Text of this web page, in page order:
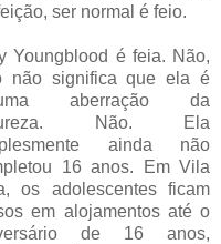
ser normal é feio.
Youngblood é feia. Não,
não significa que ela é
aberração da
Não. Ela
ainda não
16 anos. Em Vila
os adolescentes ficam
em alojamentos até o
de 16 anos,